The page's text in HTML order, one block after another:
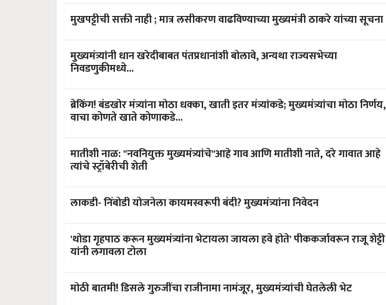
मुखपट्टीची सक्ती नाही ; मात्र लसीकरण वाढविण्याच्या मुख्यमंत्री ठाकरे यांच्या सूचना
मुख्यमंत्र्यांनी धान खरेदीबाबत पंतप्रधानांशी बोलावे, अन्यथा राज्यसभेच्या
निवडणुकीमध्ये...
ब्रेकिंग! बंडखोर मंत्र्यांना मोठा धक्का, खाती इतर मंत्र्यांकडे; मुख्यमंत्र्यांचा मोठा निर्णय,
वाचा कोणते खाते कोणाकडे...
मातीशी नाळ: "नवनियुक्त मुख्यमंत्र्यांचे"आहे गाव आणि मातीशी नाते, दरे गावात आहे
त्यांचे स्ट्रॉबेरीची शेती
लाकडी- निंबोडी योजनेला कायमस्वरूपी बंदी? मुख्यमंत्र्यांना निवेदन
'थोडा गृहपाठ करून मुख्यमंत्र्यांना भेटायला जायला हवे होते' पीककर्जावरून राजू शेट्टी
यांनी लगावला टोला
मोठी बातमी! डिसले गुरुजींचा राजीनामा नामंजूर, मुख्यमंत्र्यांची घेतलेली भेट